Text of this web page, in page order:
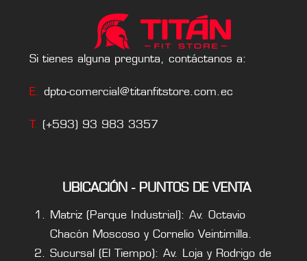
Si tienes alguna pregunta, contáctanos a:
E. dpto-comercial@titanfitstore.com.ec
T. (+593) 93 983 3357
UBICACIÓN - PUNTOS DE VENTA
Matriz (Parque Industrial): Av. Octavio
Chacón Moscoso y Cornelio Veintimilla.
Sucursal (El Tiempo): Av. Loja y Rodrigo de